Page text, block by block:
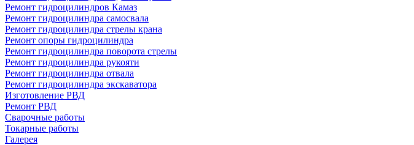
Ремонт гидроцилиндров Камаз
Ремонт гидроцилиндра самосвала
Ремонт гидроцилиндра стрелы крана
Ремонт опоры гидроцилиндра
Ремонт гидроцилиндра поворота стрелы
Ремонт гидроцилиндра рукояти
Ремонт гидроцилиндра отвала
Ремонт гидроцилиндра экскаватора
Изготовление РВД
Ремонт РВД
Сварочные работы
Токарные работы
Галерея